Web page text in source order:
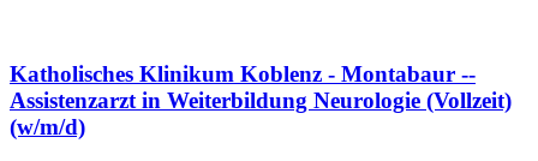
Katholisches Klinikum Koblenz - Montabaur --
Assistenzarzt in Weiterbildung Neurologie (Vollzeit)
(w/m/d)